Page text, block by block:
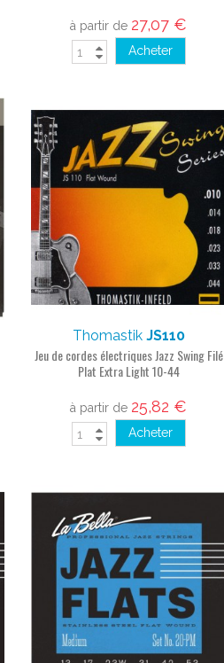
à partir de 27,07 €
Acheter
Thomastik JS110
Jeu de cordes électriques Jazz Swing Filé
Plat Extra Light 10-44
à partir de 25,82 €
Acheter